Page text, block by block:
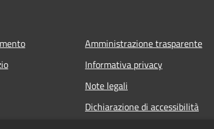
Amministrazione trasparente
Informativa privacy
Note legali
Dichiarazione di accessibilità